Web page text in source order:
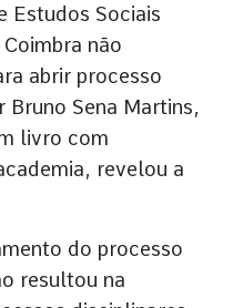
Estudos Sociais
não
abrir processo
Sena Martins,
livro com
revelou a
do processo
resultou na